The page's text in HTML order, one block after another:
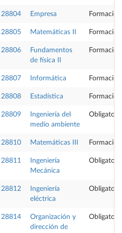
28804 Empresa
28805 Matemáticas II
28806
Fundamentos
de física II
28807 Informática
28808 Estadística
28809
Ingeniería del
medio ambiente
Obligatoria
28810 Matemáticas III
28811
Ingeniería
Mecánica
Obligatoria
28812
Ingeniería
eléctrica
Obligatoria
28814
Organización y
dirección de
Obligatoria